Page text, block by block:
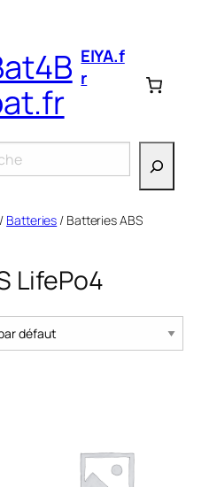
EIYA.f
r
Batteries / Batteries ABS
LifePo4